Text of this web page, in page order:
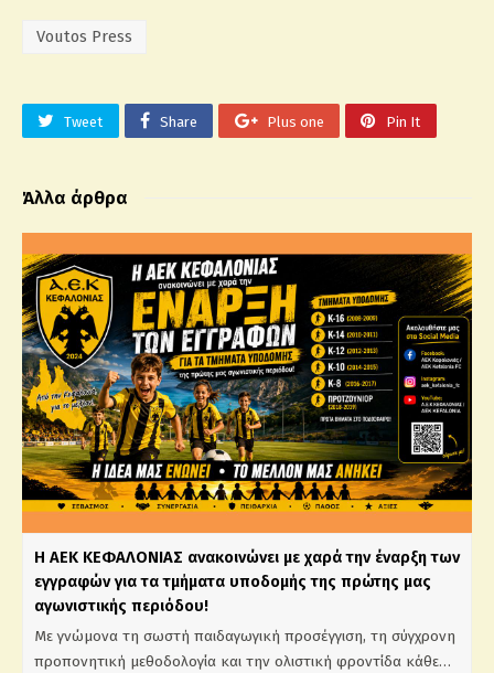
Voutos Press
Tweet Share Plus one Pin It
Άλλα άρθρα
Η ΑΕΚ ΚΕΦΑΛΟΝΙΑΣ ανακοινώνει με χαρά την έναρξη των
εγγραφών για τα τμήματα υποδομής της πρώτης μας
αγωνιστικής περιόδου!
​Με γνώμονα τη σωστή παιδαγωγική προσέγγιση, τη σύγχρονη
προπονητική μεθοδολογία και την ολιστική φροντίδα κάθε…